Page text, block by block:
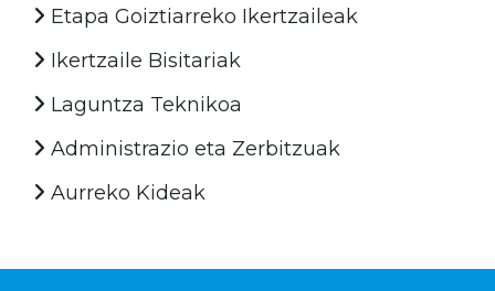
Etapa Goiztiarreko Ikertzaileak
Ikertzaile Bisitariak
Laguntza Teknikoa
Administrazio eta Zerbitzuak
Aurreko Kideak